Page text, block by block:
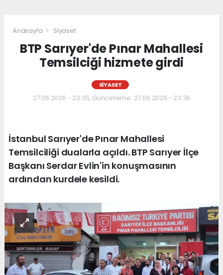
Anasayfa Siyaset
BTP Sarıyer'de Pınar Mahallesi
Temsilciği hizmete girdi
SIYASET
27.06.2026 - 23:35, Güncelleme: 27.06.2026 - 23:38
İstanbul Sarıyer'de Pınar Mahallesi
Temsilciliği dualarla açıldı. BTP Sarıyer İlçe
Başkanı Serdar Evlin'in konuşmasının
ardından kurdele kesildi.